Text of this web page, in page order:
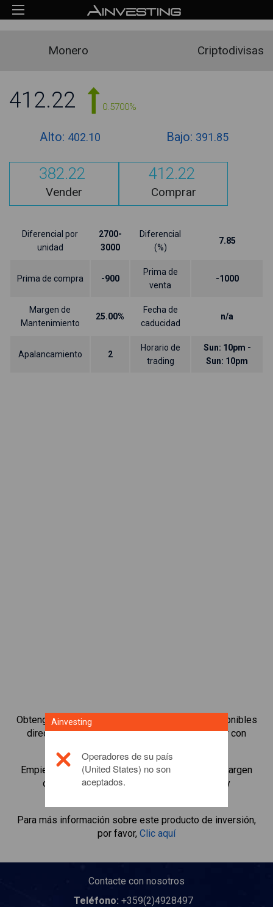
Monero Criptodivisas
412.22 0.5700%
Alto: 402.10 Bajo: 391.85
382.22
Vender
412.22
Comprar
Diferencial por
unidad
2700-
3000
Diferencial
(%)
7.85
Prima de compra -900
Prima de
venta
-1000
Margen de
Mantenimiento
25.00%
Fecha de
caducidad
n/a
Apalancamiento 2
Horario de
trading
Sun: 10pm -
Sun: 10pm
Obtenga acceso a los bonos más populares disponibles
directamente en nuestra plataforma para operar con
Empiece a operar con CFDs en Monero
con un margen
de mantenimiento mínimo, mejor ejecución y
Para más información sobre este producto de inversión,
por favor, Clic aquí
Contacte con nosotros
Teléfono: +359(2)4928497
Ainvesting
Operadores de su país
(United States) no son
aceptados.